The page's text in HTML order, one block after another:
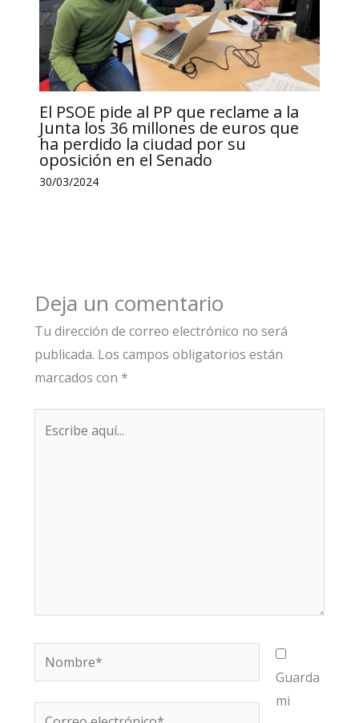
El PSOE pide al PP que reclame a la
Junta los 36 millones de euros que
ha perdido la ciudad por su
oposición en el Senado
30/03/2024
Deja un comentario
Tu dirección de correo electrónico no será
publicada. Los campos obligatorios están
marcados con *
Nombre*
Correo
Guarda
mi